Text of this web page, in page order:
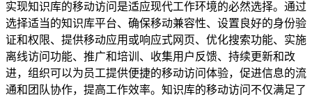
实现知识库的移动访问是适应现代工作环境的必然选择。通过
选择适当的知识库平台、确保移动兼容性、设置良好的身份验
证和权限、提供移动应用或响应式网页、优化搜索功能、实施
离线访问功能、推广和培训、收集用户反馈、持续更新和改
进，组织可以为员工提供便捷的移动访问体验，促进信息的流
通和团队协作，提高工作效率。知识库的移动访问不仅满足了